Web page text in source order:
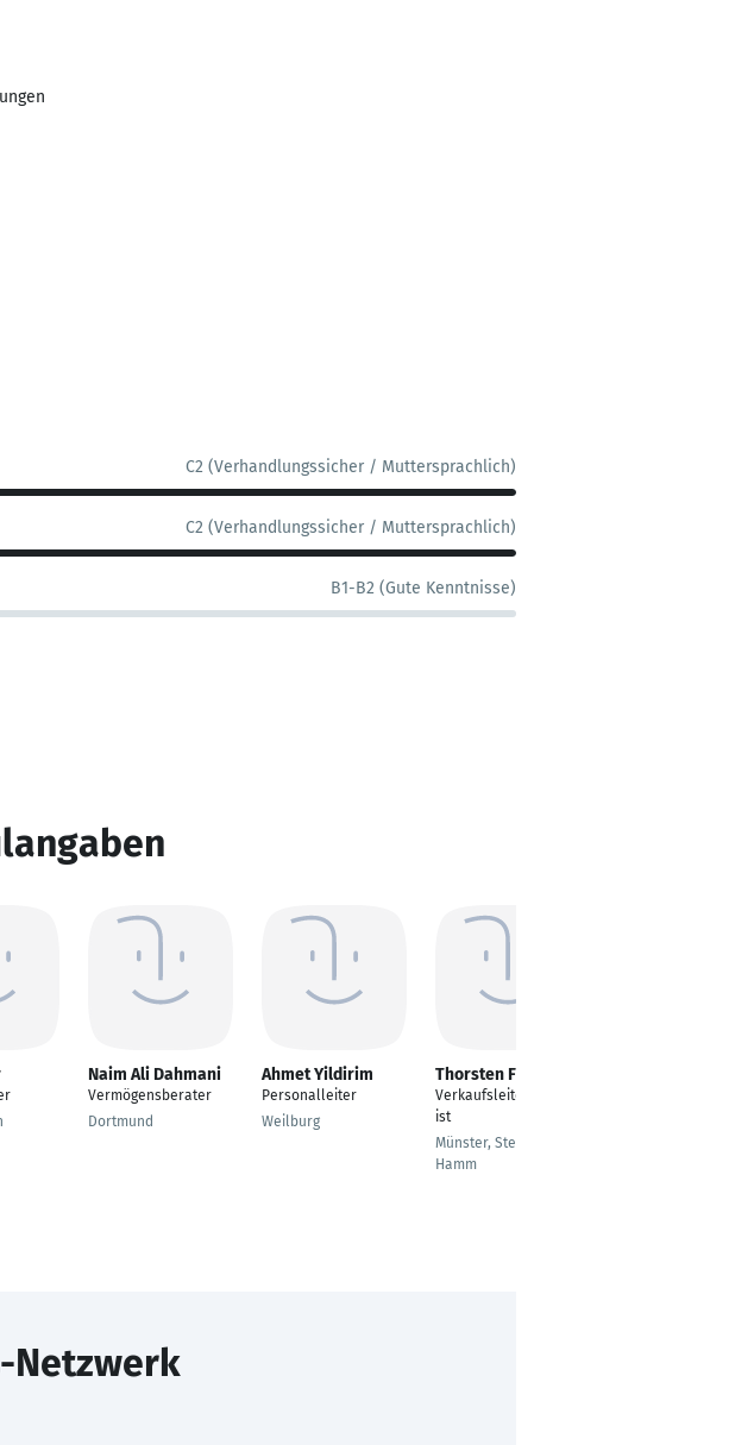
C2 (Verhandlungssicher / Muttersprachlich)
C2 (Verhandlungssicher / Muttersprachlich)
B1-B2 (Gute Kenntnisse)
Naim Ali Dahmani
Vermögensberater
Dortmund
Ahmet Yildirim
Personalleiter
Weilburg
Thorsten Fischer
Verkaufsleiter/Prokur
ist
Münster, Steinfurt,
Hamm
Netzwerk